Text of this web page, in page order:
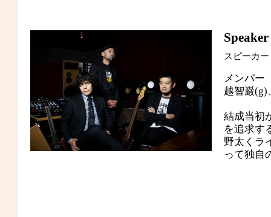
スピーカ
メンバー
越智巌(g)
結成当初
を追求す
野太くラ
って独自